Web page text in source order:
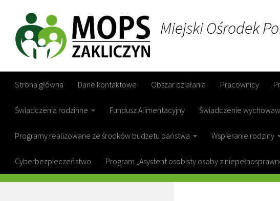
Miejski Ośrodek
Strona główna Dane kontaktowe Obszar działania Pracownicy
Świadczenia rodzinne Fundusz Alimentacyjny Świadczenie
Programy realizowane ze środków budżetu państwa Wspieranie rodziny
Cyberbezpieczeństwo Program „Asystent osobisty osoby zCATEGORY: